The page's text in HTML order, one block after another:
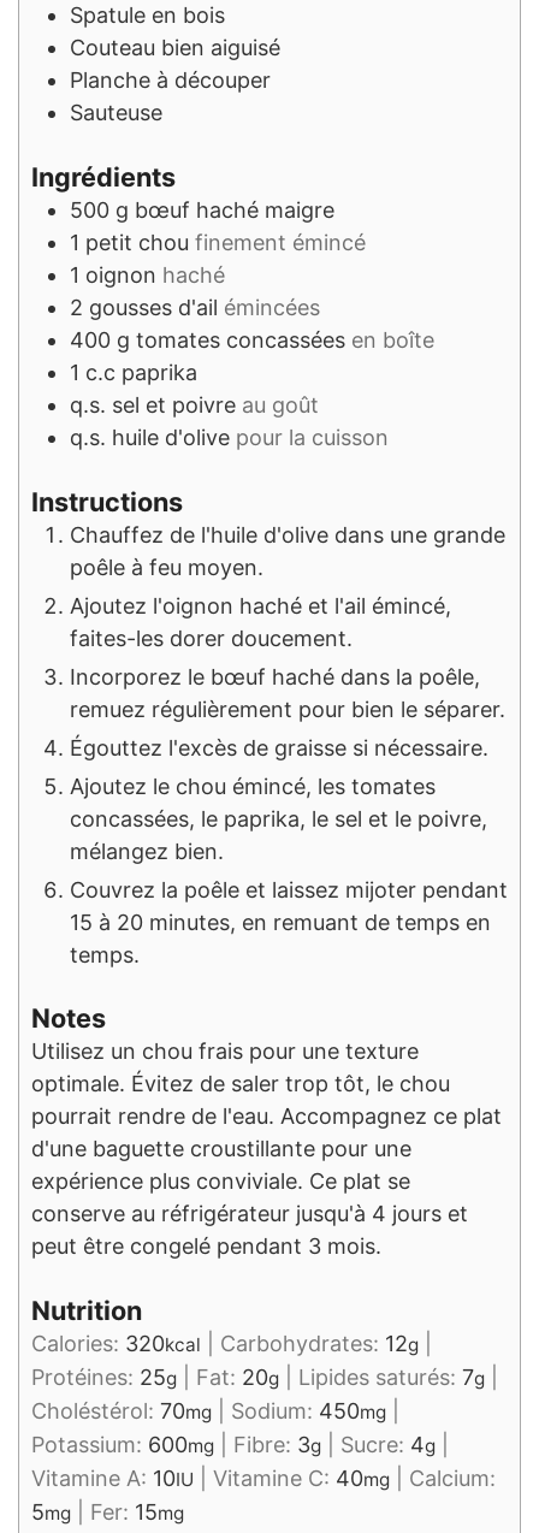
Spatule en bois
Couteau bien aiguisé
Planche à découper
Sauteuse
Ingrédients
500 g bœuf haché maigre
1 petit chou finement émincé
1 oignon haché
2 gousses d'ail émincées
400 g tomates concassées en boîte
1 c.c paprika
q.s. sel et poivre au goût
q.s. huile d'olive pour la cuisson
Instructions
Chauffez de l'huile d'olive dans une grande
poêle à feu moyen.
Ajoutez l'oignon haché et l'ail émincé,
faites-les dorer doucement.
Incorporez le bœuf haché dans la poêle,
remuez régulièrement pour bien le séparer.
Égouttez l'excès de graisse si nécessaire.
Ajoutez le chou émincé, les tomates
concassées, le paprika, le sel et le poivre,
mélangez bien.
Couvrez la poêle et laissez mijoter pendant
15 à 20 minutes, en remuant de temps en
temps.
Notes
Utilisez un chou frais pour une texture
optimale. Évitez de saler trop tôt, le chou
pourrait rendre de l'eau. Accompagnez ce plat
d'une baguette croustillante pour une
expérience plus conviviale. Ce plat se
conserve au réfrigérateur jusqu'à 4 jours et
peut être congelé pendant 3 mois.
Nutrition
Calories: 320kcal Carbohydrates: 12g
Protéines: 25g Fat: 20g Lipides saturés: 7g
Choléstérol: 70mg Sodium: 450mg
Potassium: 600mg Fibre: 3g Sucre: 4g
Vitamine A: 10IU Vitamine C: 40mg
Calcium:
5mg Fer: 15mg